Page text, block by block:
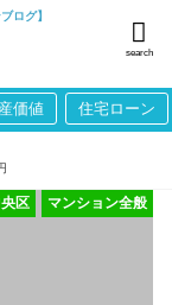
ログ】
search
価値 住宅ローン
マンション全般
区